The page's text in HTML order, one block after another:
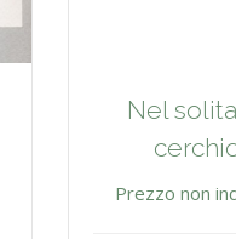
Nel
Prezzo non